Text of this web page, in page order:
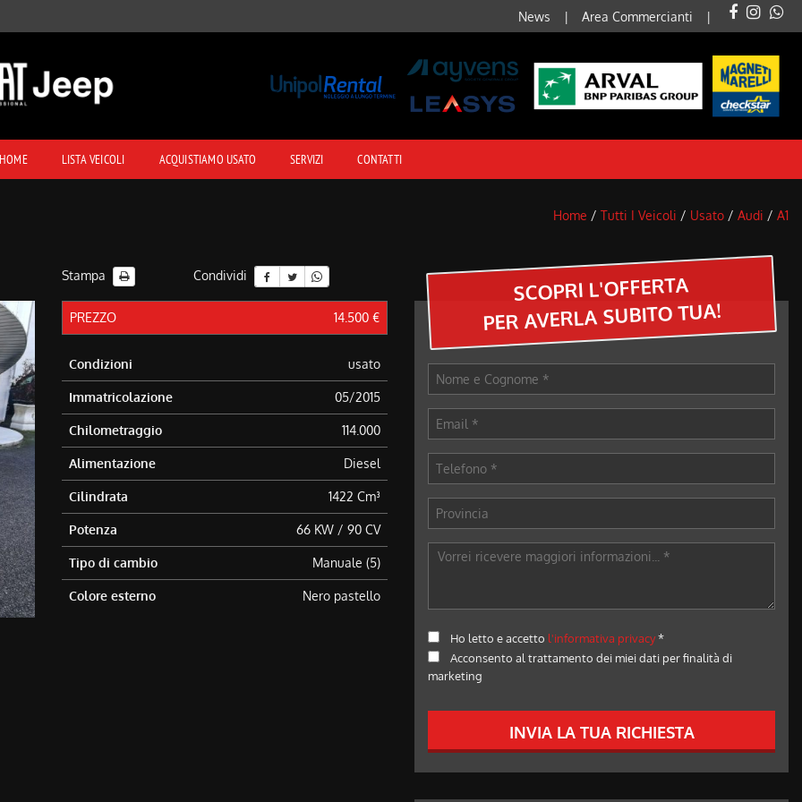
News Area Commercianti
HOME LISTA VEICOLI ACQUISTIAMO USATO SERVIZI CONTATTI
Home / Tutti I Veicoli / Usato / Audi / A1
Stampa Condividi
PREZZO 14.500 €
Condizioni usato
Immatricolazione 05/2015
Chilometraggio 114.000
Alimentazione Diesel
Cilindrata 1422 Cm³
Potenza 66 KW / 90 CV
Tipo di cambio Manuale (5)
Colore esterno Nero pastello
SCOPRI L'OFFERTA
PER AVERLA SUBITO TUA!
Ho letto e accetto l'informativa privacy*
Acconsento al trattamento dei miei dati per finalità di
marketing
INVIA LA TUA RICHIESTA